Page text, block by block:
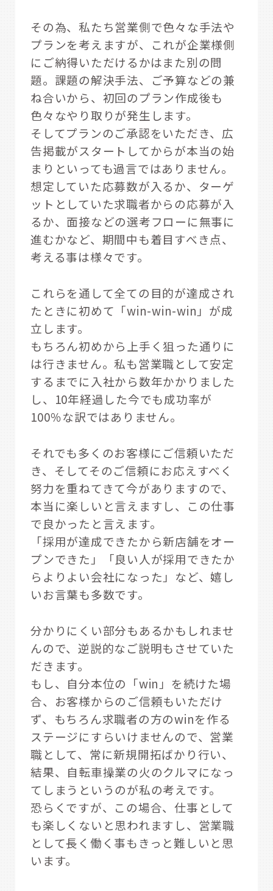
その為、私たち営業側で色々な手法や
プランを考えますが、これが企業様側
にご納得いただけるかはまた別の問
題。課題の解決手法、ご予算などの兼
ね合いから、初回のプラン作成後も
色々なやり取りが発生します。
そしてプランのご承認をいただき、広
告掲載がスタートしてからが本当の始
まりといっても過言ではありません。
想定していた応募数が入るか、ターゲ
ットとしていた求職者からの応募が入
るか、面接などの選考フローに無事に
進むかなど、期間中も着目すべき点、
考える事は様々です。
これらを通して全ての目的が達成され
たときに初めて「win-win-win」が成
立します。
もちろん初めから上手く狙った通りに
は行きません。私も営業職として安定
するまでに入社から数年かかりました
し、10年経過した今でも成功率が
100％な訳ではありません。
それでも多くのお客様にご信頼いただ
き、そしてそのご信頼にお応えすべく
努力を重ねてきて今がありますので、
本当に楽しいと言えますし、この仕事
で良かったと言えます。
「採用が達成できたから新店舗をオー
プンできた」「良い人が採用できたか
らよりよい会社になった」など、嬉し
いお言葉も多数です。
分かりにくい部分もあるかもしれませ
んので、逆説的なご説明もさせていた
だきます。
もし、自分本位の「win」を続けた場
合、お客様からのご信頼もいただけ
ず、もちろん求職者の方のwinを作る
ステージにすらいけませんので、営業
職として、常に新規開拓ばかり行い、
結果、自転車操業の火のクルマになっ
てしまうというのが私の考えです。
恐らくですが、この場合、仕事として
も楽しくないと思われますし、営業職
として長く働く事もきっと難しいと思
います。